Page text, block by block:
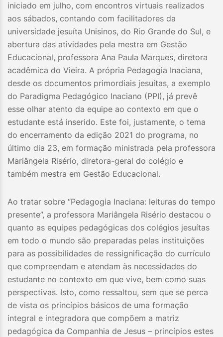
iniciado em julho, com encontros virtuais realizados
aos sábados, contando com facilitadores da
universidade jesuíta Unisinos, do Rio Grande do Sul, e
abertura das atividades pela mestra em Gestão
Educacional, professora Ana Paula Marques, diretora
acadêmica do Vieira. A própria Pedagogia Inaciana,
desde os documentos primordiais jesuítas, a exemplo
do Paradigma Pedagógico Inaciano (PPI), já prevê
esse olhar atento da equipe ao contexto em que o
estudante está inserido. Este foi, justamente, o tema
do encerramento da edição 2021 do programa, no
último dia 23, em formação ministrada pela professora
Mariângela Risério, diretora-geral do colégio e
também mestra em Gestão Educacional.
Ao tratar sobre “Pedagogia Inaciana: leituras do tempo
presente”, a professora Mariângela Risério destacou o
quanto as equipes pedagógicas dos colégios jesuítas
em todo o mundo são preparadas pelas instituições
para as possibilidades de ressignificação do currículo
que compreendam e atendam às necessidades do
estudante no contexto em que vive, bem como suas
perspectivas. Isto, como ressaltou, sem que se perca
de vista os princípios básicos de uma formação
integral e integradora que compõem a matriz
pedagógica da Companhia de Jesus – princípios estes